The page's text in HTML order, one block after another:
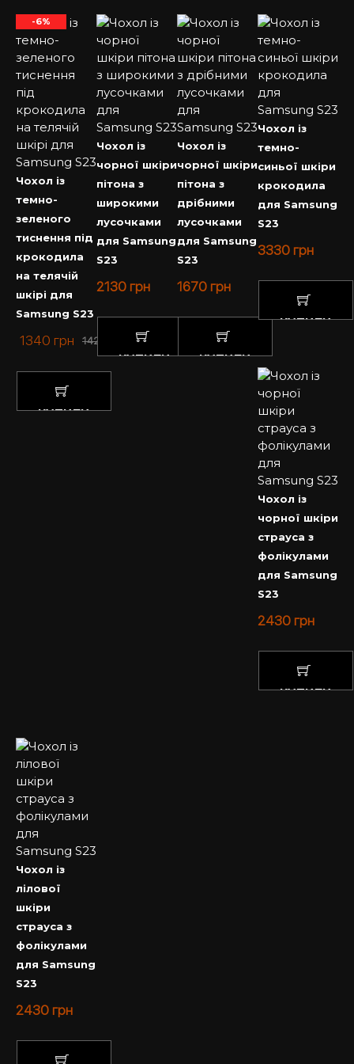
-6%
Чохол із
темно-
зеленого
тиснення під
крокодила
на телячій
шкірі для
Samsung S23
1420
1340 грн
КУПИТИ
Чохол із
чорної шкіри
пітона з
широкими
лусочками
для Samsung
S23
2130 грн
КУПИТИ
Чохол із
чорної шкіри
пітона з
дрібними
лусочками
для Samsung
S23
1670 грн
КУПИТИ
Чохол із
темно-
синьої шкіри
крокодила
для Samsung
S23
3330 грн
КУПИТИ
Чохол із
чорної шкіри
страуса з
фолікулами
для Samsung
S23
2430 грн
КУПИТИ
Чохол із
лілової
шкіри
страуса з
фолікулами
для Samsung
S23
2430 грн